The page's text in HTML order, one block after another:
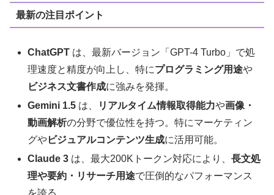
最新の注目ポイント
ChatGPT は、最新バージョン「GPT-4 Turbo」で処
理速度と精度が向上し、特にプログラミング用途や
ビジネス文書作成に強みを発揮。
Gemini 1.5 は、 リアルタイム情報取得能力や画像・
動画解析の分野で優位性を持つ。特にマーケティン
グやビジュアルコンテンツ生成に活用可能。
Claude 3 は、最大200Kトークン対応により、長文処
理や要約・リサーチ用途で圧倒的なパフォーマンス